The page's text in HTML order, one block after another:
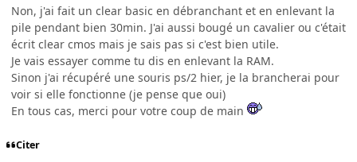
Non, j'ai fait un clear basic en débranchant et en enlevant la
pile pendant bien 30min. J'ai aussi bougé un cavalier ou c'était
écrit clear cmos mais je sais pas si c'est bien utile.
Je vais essayer comme tu dis en enlevant la RAM.
Sinon j'ai récupéré une souris ps/2 hier, je la brancherai pour
voir si elle fonctionne (je pense que oui)
En tous cas, merci pour votre coup de main
Citer